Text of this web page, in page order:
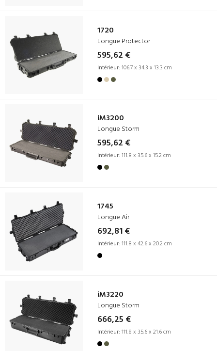
1720
Longue Protector
595,62 €
Intérieur: 106.7 x 34.3 x 13.3 cm
iM3200
Longue Storm
595,62 €
Intérieur: 111.8 x 35.6 x 15.2 cm
1745
Longue Air
692,81 €
Intérieur: 111.8 x 42.6 x 20.2 cm
iM3220
Longue Storm
666,25 €
Intérieur: 111.8 x 35.6 x 21.6 cm